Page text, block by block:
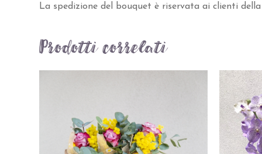
La spedizione del bouquet è riservata ai clienti
Prodotti correlati